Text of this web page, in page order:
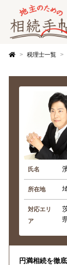
税理士一覧
氏名
所在地
対応エリ
ア
円満相続を徹